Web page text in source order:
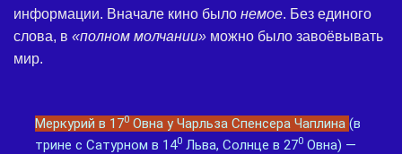
информации. Вначале кино было немое. Без единого
слова, в «полном молчании» можно было завоёвывать
мир.
Меркурий в 170 Овна у Чарльза Спенсера Чаплина (в
трине с Сатурном в 140 Льва, Солнце в 270 Овна) —